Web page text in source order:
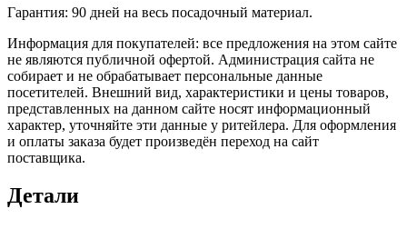
Гарантия: 90 дней на весь посадочный материал.
Информация для покупателей: все предложения на этом сайте
не являются публичной офертой. Администрация сайта не
собирает и не обрабатывает персональные данные
посетителей. Внешний вид, характеристики и цены товаров,
представленных на данном сайте носят информационный
характер, уточняйте эти данные у ритейлера. Для оформления
и оплаты заказа будет произведён переход на сайт
поставщика.
Детали